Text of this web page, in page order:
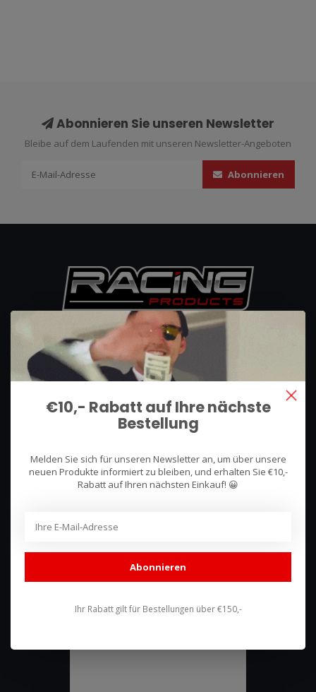
Abonnieren Sie unseren Newsletter
Bleibe auf dem Laufenden mit unseren Newsletter-Angeboten
Abonnieren
We use what we sell, that's the difference!
Hullerpad 13Q
Lunteren, Nederland
085 744 4602
shop@racing-products.com
Bewertungen
€10,- Rabatt auf Ihre nächste
Bestellung
Melden Sie sich für unseren Newsletter an, um über unsere
neuen Produkte informiert zu bleiben, und erhalten Sie €10,-
Rabatt auf Ihren nächsten Einkauf! 😀
Abonnieren
Ihr Rabatt gilt für Bestellungen über €150,-